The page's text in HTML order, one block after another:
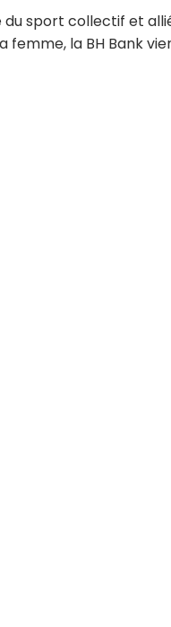
du sport collectif et
femme, la BH Bank